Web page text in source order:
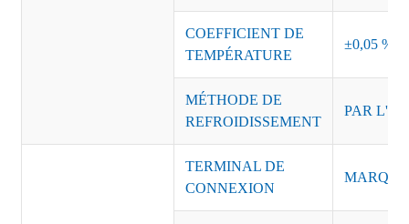
COEFFICIENT DE
TEMPÉRATURE
±0,05 %/
MÉTHODE DE
REFROIDISSEMENT
PAR
TERMINAL DE
CONNEXION